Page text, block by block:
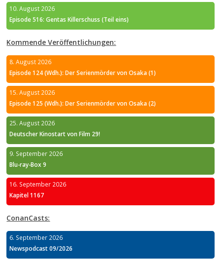
10. August 2026
Episode 516: Gentas Killerschuss (Teil eins)
Kommende Veröffentlichungen:
8. August 2026
Episode 124 (Wdh.): Der Serienmörder von Osaka (1)
15. August 2026
Episode 125 (Wdh.): Der Serienmörder von Osaka (2)
25. August 2026
Deutscher Kinostart von Film 29!
9. September 2026
Blu-ray-Box 9
16. September 2026
Kapitel 1167
ConanCasts:
6. September 2026
Newspodcast 09/2026